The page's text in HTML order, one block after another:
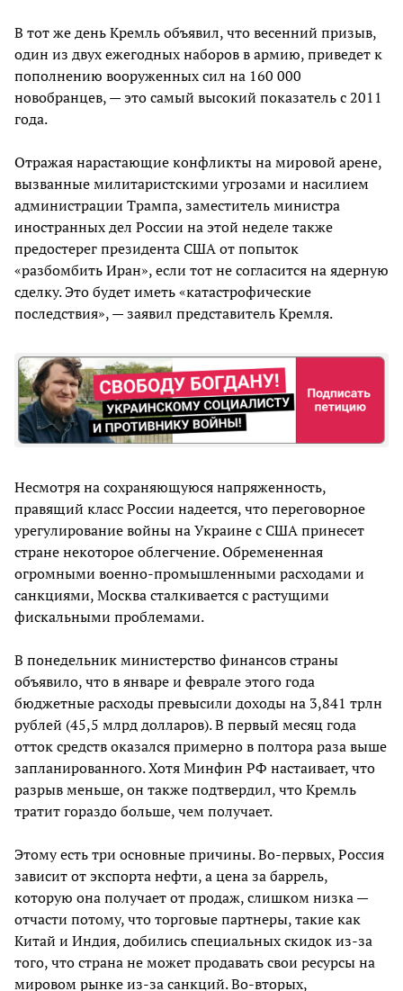
В тот же день Кремль объявил, что весенний призыв,
один из двух ежегодных наборов в армию, приведет к
пополнению вооруженных сил на 160 000
новобранцев, — это самый высокий показатель с 2011
года.
Отражая нарастающие конфликты на мировой арене,
вызванные милитаристскими угрозами и насилием
администрации Трампа, заместитель министра
иностранных дел России на этой неделе также
предостерег президента США от попыток
«разбомбить Иран», если тот не согласится на ядерную
сделку. Это будет иметь «катастрофические
последствия», — заявил представитель Кремля.
Несмотря на сохраняющуюся напряженность,
правящий класс России надеется, что переговорное
урегулирование войны на Украине с США принесет
стране некоторое облегчение. Обремененная
огромными военно-промышленными расходами и
санкциями, Москва сталкивается с растущими
фискальными проблемами.
В понедельник министерство финансов страны
объявило, что в январе и феврале этого года
бюджетные расходы превысили доходы на 3,841 трлн
рублей (45,5 млрд долларов). В первый месяц года
отток средств оказался примерно в полтора раза выше
запланированного. Хотя Минфин РФ настаивает, что
разрыв меньше, он также подтвердил, что Кремль
тратит гораздо больше, чем получает.
Этому есть три основные причины. Во-первых, Россия
зависит от экспорта нефти, а цена за баррель,
которую она получает от продаж, слишком низка —
отчасти потому, что торговые партнеры, такие как
Китай и Индия, добились специальных скидок из-за
того, что страна не может продавать свои ресурсы на
мировом рынке из-за санкций. Во-вторых,